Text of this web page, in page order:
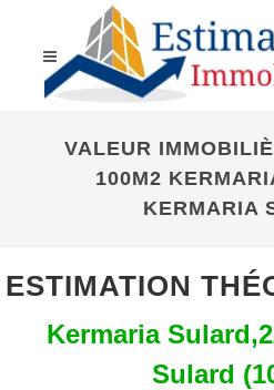
VALEUR
100M2
KERMARIA
ESTIMATION
Kermaria
Sulard